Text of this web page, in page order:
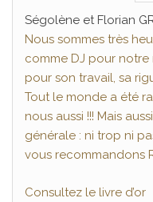
Ségolène et Florian
Nous sommes très
comme DJ pour notre
pour son travail, sa
Tout le monde a été
nous aussi !!! Mais
générale : ni trop ni
vous recommandons
PERRIER Véronique/
Nous avons fait appel
nous n'aurions pas
premier contact, il a
su parfaitement
souhaitions. Le jour J,
énergie incroyable :
désempli de...
Consultez le livre d’or